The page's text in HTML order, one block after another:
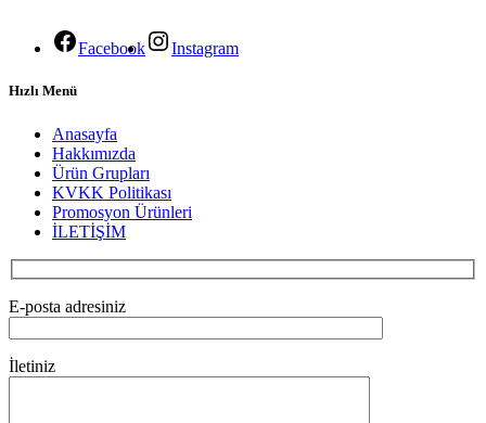
Facebook Instagram
Hızlı Menü
Anasayfa
Hakkımızda
Ürün Grupları
KVKK Politikası
Promosyon Ürünleri
İLETİŞİM
E-posta adresiniz
İletiniz